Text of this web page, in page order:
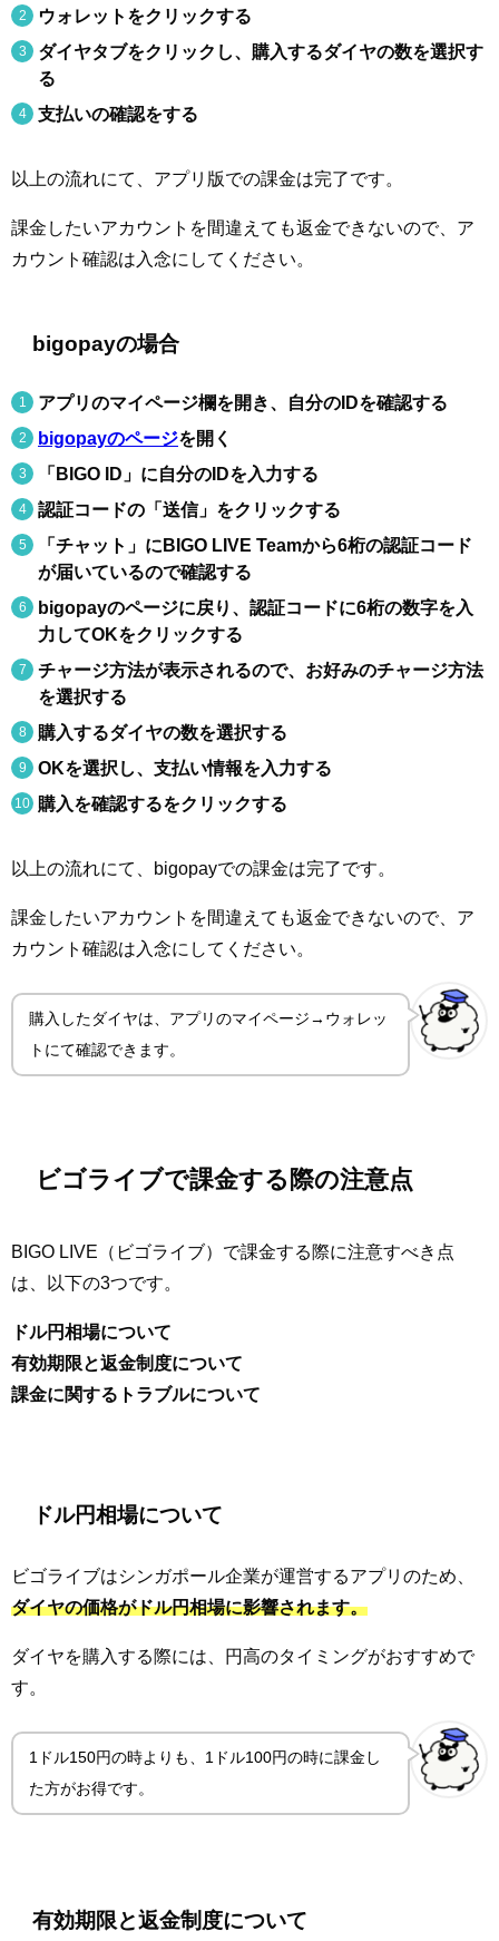
ウォレットをクリックする
ダイヤタブをクリックし、購入するダイヤの数を選択す
る
支払いの確認をする
以上の流れにて、アプリ版での課金は完了です。
課金したいアカウントを間違えても返金できないので、ア
カウント確認は入念にしてください。
bigopayの場合
アプリのマイページ欄を開き、自分のIDを確認する
bigopayのページを開く
「BIGO ID」に自分のIDを入力する
認証コードの「送信」をクリックする
「チャット」にBIGO LIVE Teamから6桁の認証コード
が届いているので確認する
bigopayのページに戻り、認証コードに6桁の数字を入
力してOKをクリックする
チャージ方法が表示されるので、お好みのチャージ方法
を選択する
購入するダイヤの数を選択する
OKを選択し、支払い情報を入力する
購入を確認するをクリックする
以上の流れにて、bigopayでの課金は完了です。
課金したいアカウントを間違えても返金できないので、ア
カウント確認は入念にしてください。
購入したダイヤは、アプリのマイページ→ウォレッ
トにて確認できます。
ビゴライブで課金する際の注意点
BIGO LIVE（ビゴライブ）で課金する際に注意すべき点
は、以下の3つです。
ドル円相場について
有効期限と返金制度について
課金に関するトラブルについて
ドル円相場について
ビゴライブはシンガポール企業が運営するアプリのため、
ダイヤの価格がドル円相場に影響されます。
ダイヤを購入する際には、円高のタイミングがおすすめで
す。
1ドル150円の時よりも、1ドル100円の時に課金し
た方がお得です。
有効期限と返金制度について